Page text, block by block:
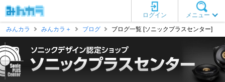
メニュー
ログイン
みんカラ
みんカラ＋ ブログ ブログ一覧 [ソニックプラスセンター]